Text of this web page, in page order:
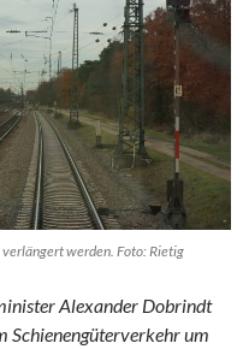
werden. Foto: Rietig
Alexander Dobrindt
Schienengüterverkehr um